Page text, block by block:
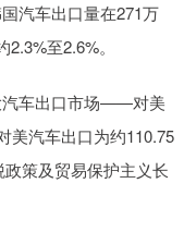
汽车出口量在271万
至2.6%。
车出口市场——对美
美汽车出口为约110.75
策及贸易保护主义长